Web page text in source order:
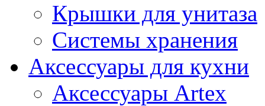
Крышки для унитаза
Системы хранения
Аксессуары для кухни
Аксессуары Artex